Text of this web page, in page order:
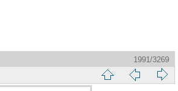
1991/3269
略
頁
一